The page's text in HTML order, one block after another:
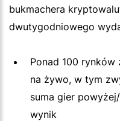
bukmachera
dwutygodniowego
Ponad 100 rynków
na żywo, w tym
suma gier
wynik